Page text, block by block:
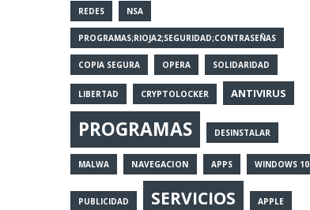
REDES NSA
PROGRAMAS;RIOJA2;SEGURIDAD;CONTRASEÑAS
COPIA SEGURA OPERA SOLIDARIDAD
LIBERTAD CRYPTOLOCKER ANTIVIRUS
PROGRAMAS DESINSTALAR
MALWA NAVEGACION APPS WINDOWS 10
PUBLICIDAD SERVICIOS APPLE